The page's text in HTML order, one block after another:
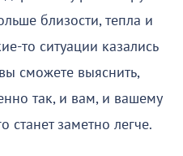
близости, тепла и
то ситуации казались
сможете выяснить,
так, и вам, и вашему
станет заметно легче.